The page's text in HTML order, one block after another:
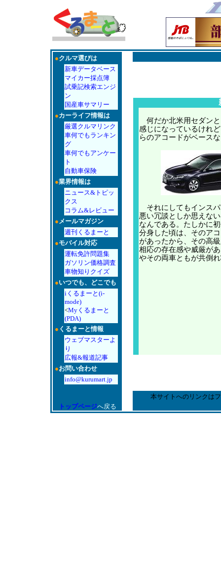
●クルマ選びは
新車データベース
マイカー採点簿
試乗記検索エンジ
ン
国産車サマリー
●カーライフ情報は
厳選クルマリンク
車何でもランキン
グ
車何でもアンケー
ト
自動車保険
●業界情報は
ニュース&トピッ
クス
コラム&レビュー
●メールマガジン
週刊くるまーと
●モバイル対応
運転免許問題集
ガソリン価格調査
車物知りクイズ
●いつでも、どこでも
iくるまーと(i-
mode)
<Myくるまーと
(PDA)
● くるまーと情報
ウェブマスターよ
り
広報&報道記事
●お問い合わせ
info@kurumart.jp
トップページへ戻る
何だか北米用セダン
感じになっているけれ
らのアコードがベース
それにしてもインス
悪い冗談としか思えな
なんである。たしかに
分身した頃は、そのア
があったから、その高
相応の存在感や威厳が
やその両車ともが共倒
本サイトへのリンクは